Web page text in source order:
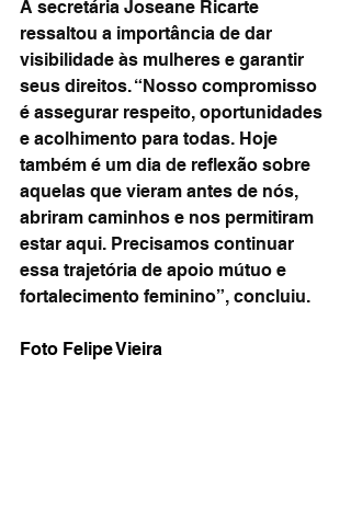
A secretária Joseane Ricarte
ressaltou a importância de dar
visibilidade às mulheres e garantir
seus direitos. “Nosso compromisso
é assegurar respeito, oportunidades
e acolhimento para todas. Hoje
também é um dia de reflexão sobre
aquelas que vieram antes de nós,
abriram caminhos e nos permitiram
estar aqui. Precisamos continuar
essa trajetória de apoio mútuo e
fortalecimento feminino”, concluiu.
Foto Felipe Vieira